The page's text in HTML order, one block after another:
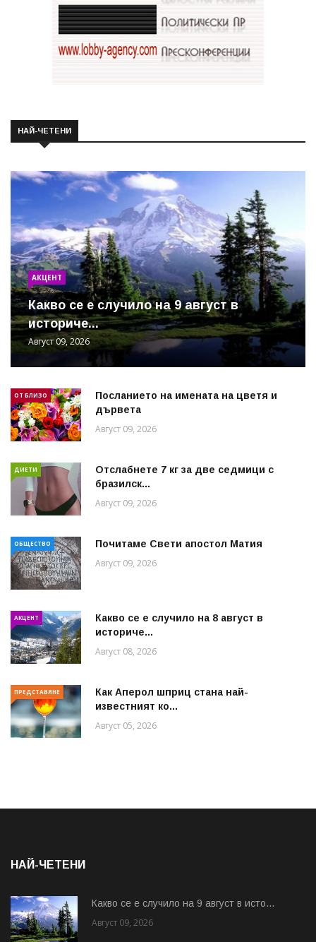
НАЙ-ЧЕТЕНИ
АКЦЕНТ
Какво се е случило на 9 август в
историче...
Август 09, 2026
ОТ БЛИЗО
Посланието на имената на цветя и
дървета
Август 09, 2026
ДИЕТИ
Отслабнете 7 кг за две седмици с
бразилск...
Август 09, 2026
ОБЩЕСТВО Почитаме Свети апостол Матия
Август 09, 2026
АКЦЕНТ
Какво се е случило на 8 август в
историче...
Август 08, 2026
ПРЕДСТАВЯНЕ
Как Аперол шприц стана най-
известният ко...
Август 05, 2026
НАЙ-ЧЕТЕНИ
Какво се е случило на 9 август в исто...
Август 09, 2026